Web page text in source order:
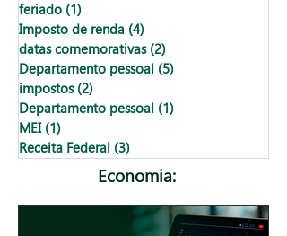
feriado (1)
Imposto de renda (4)
datas comemorativas (2)
Departamento pessoal (5)
impostos (2)
Departamento pessoal (1)
MEI (1)
Receita Federal (3)
Economia: